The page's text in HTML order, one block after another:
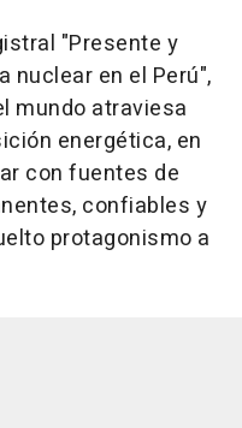
"Presente y
nuclear en el Perú",
mundo atraviesa
energética, en
con fuentes de
confiables y
protagonismo a